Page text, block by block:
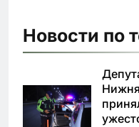
Новости по